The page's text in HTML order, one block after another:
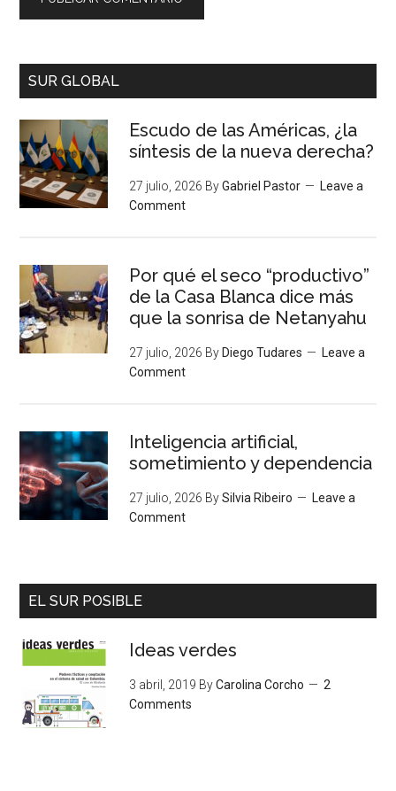
SUR GLOBAL
Escudo de las Américas, ¿la
síntesis de la nueva derecha?
27 julio, 2026 ByGabriel Pastor
Leave a
Comment
Por qué el seco “productivo”
de la Casa Blanca dice más
que la sonrisa de Netanyahu
27 julio, 2026 By Diego Tudares
Leave a
Comment
Inteligencia artificial,
sometimiento y dependencia
27 julio, 2026 BySilvia Ribeiro
Leave a
Comment
EL SUR POSIBLE
Ideas verdes
3 abril, 2019 ByCarolina Corcho
2
Comments